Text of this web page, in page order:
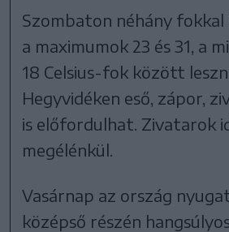
Szombaton néhány fokkal
a maximumok 23 és 31, a
18 Celsius-fok között
Hegyvidéken eső, zápor,
is előfordulhat. Zivatarok
megélénkül.
Vasárnap az ország
középső részén